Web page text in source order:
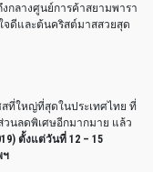
กลางศูนย์การค้าสยามพารา
จดีและต้นคริสต์มาสสวยสุด
ที่ใหญ่ที่สุดในประเทศไทย ที่
นลดพิเศษอีกมากมาย แล้ว
ตั้งแต่วันที่ 12 – 15
ฯ